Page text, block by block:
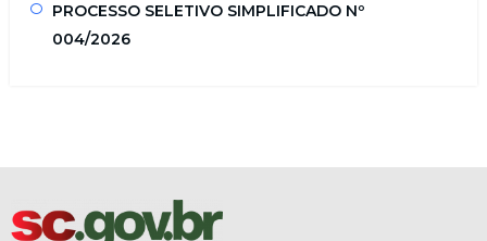
PROCESSO SELETIVO SIMPLIFICADO Nº
004/2026